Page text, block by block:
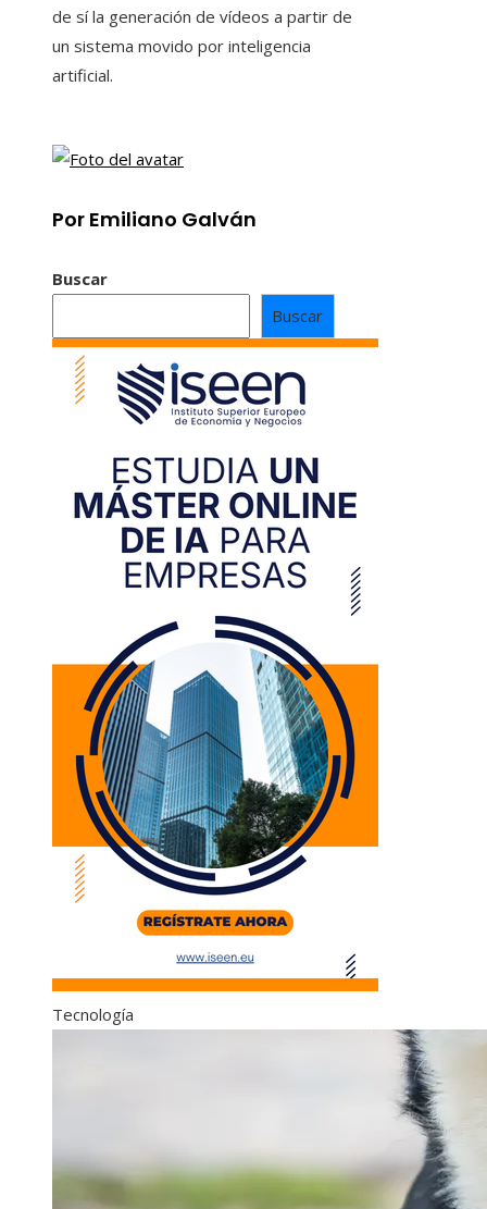
de sí la generación de vídeos a partir de
un sistema movido por inteligencia
artificial.
Por Emiliano Galván
Buscar
Buscar
Tecnología